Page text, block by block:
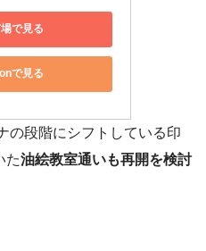
で見る
で見る
の段階にシフトしている印
た油絵教室通いも再開を検討